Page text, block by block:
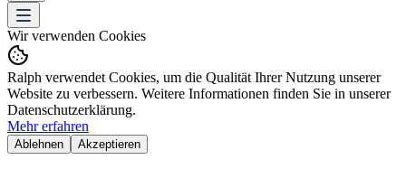
Wir verwenden Cookies
Ralph verwendet Cookies, um die Qualität Ihrer Nutzung unserer
Website zu verbessern. Weitere Informationen finden Sie in unserer
Datenschutzerklärung.
Mehr erfahren
Ablehnen Akzeptieren